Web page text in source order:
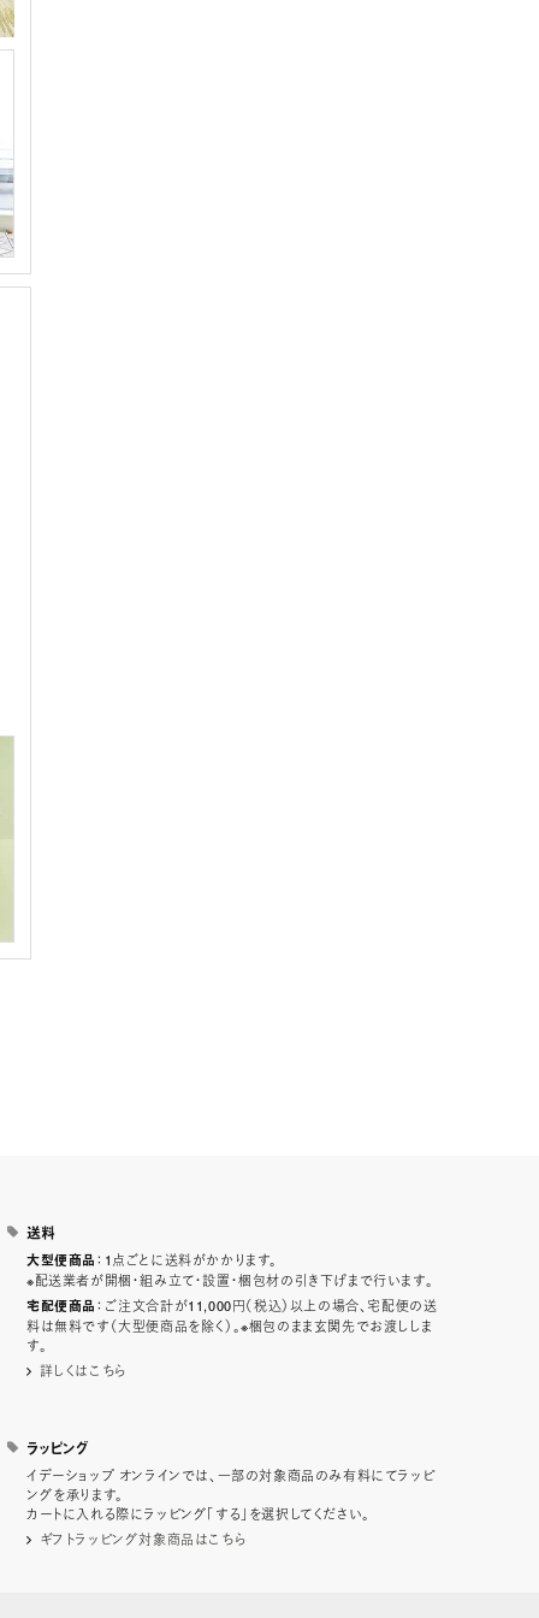
送料
大型便商品 ：1点ごとに送料がかかります。
※配送業者が開梱・組み立て・設置・梱包材の引き下げまで行います。
宅配便商品 ：ご注文合計が11,000円（税込）以上の場合、宅配便の送
料は無料です（大型便商品を除く）。※梱包のまま玄関先でお渡ししま
す。
詳しくはこちら
ラッピング
イデーショップ オンラインでは、一部の対象商品のみ有料にてラッピ
ングを承ります。
カートに入れる際にラッピング「する」を選択してください。
ギフトラッピング対象商品はこちら